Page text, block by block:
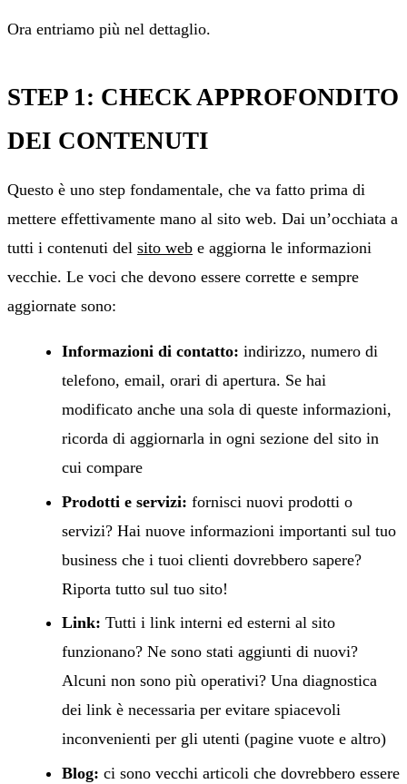
Ora entriamo più nel dettaglio.
STEP 1: CHECK APPROFONDITO
DEI CONTENUTI
Questo è uno step fondamentale, che va fatto prima di
mettere effettivamente mano al sito web. Dai un’occhiata a
tutti i contenuti del sito web e aggiorna le informazioni
vecchie. Le voci che devono essere corrette e sempre
aggiornate sono:
Informazioni di contatto: indirizzo, numero di
telefono, email, orari di apertura. Se hai
modificato anche una sola di queste informazioni,
ricorda di aggiornarla in ogni sezione del sito in
cui compare
Prodotti e servizi: fornisci nuovi prodotti o
servizi? Hai nuove informazioni importanti sul tuo
business che i tuoi clienti dovrebbero sapere?
Riporta tutto sul tuo sito!
Link: Tutti i link interni ed esterni al sito
funzionano? Ne sono stati aggiunti di nuovi?
Alcuni non sono più operativi? Una diagnostica
dei link è necessaria per evitare spiacevoli
inconvenienti per gli utenti (pagine vuote e altro)
Blog: ci sono vecchi articoli che dovrebbero essere